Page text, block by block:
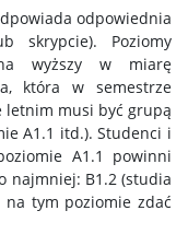
odpowiednia
skrypcie). Poziomy
wyższy w miarę
która w semestrze
letnim musi być grupą
A1.1 itd.). Studenci i
A1.1 powinni
najmniej: B1.2 (studia
tym poziomie zdać